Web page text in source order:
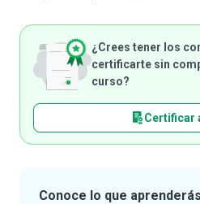
¿Crees tener los
certificarte sin
curso?
Certificar
Conoce lo que